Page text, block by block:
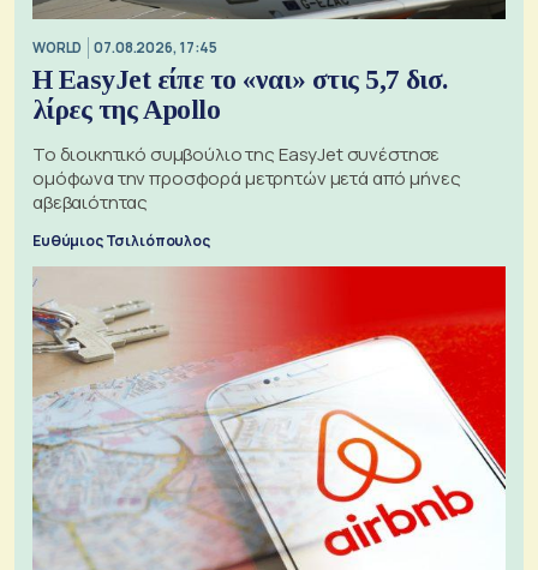
WORLD 07.08.2026, 17:45
Η EasyJet είπε το «ναι» στις 5,7 δισ.
λίρες της Apollo
Το διοικητικό συμβούλιο της EasyJet συνέστησε
ομόφωνα την προσφορά μετρητών μετά από μήνες
αβεβαιότητας
Ευθύμιος Τσιλιόπουλος